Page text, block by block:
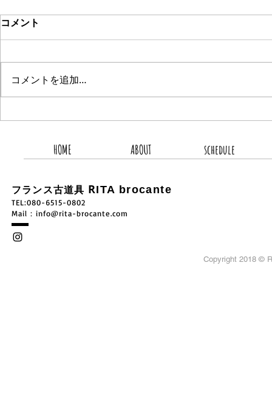
コメント
コメントを追加…
HOME ABOUT schedule
フランス古道具 RITA brocante
TEL:080-6515-0802
​Mail：info@rita-brocante.com
Copyright 2018 ©